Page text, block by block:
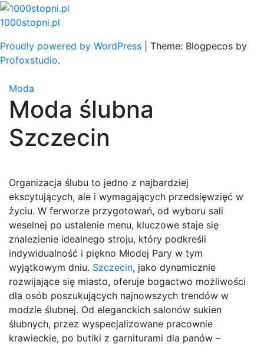
Skip
to
1000stopni.pl
Proudly powered by WordPress
Theme: Blogpecos by
Profoxstudio.
Moda
Moda ślubna
Szczecin
Organizacja ślubu to jedno z najbardziej
ekscytujących, ale i wymagających przedsięwzięć w
życiu. W ferworze przygotowań, od wyboru sali
weselnej po ustalenie menu, kluczowe staje się
znalezienie idealnego stroju, który podkreśli
indywidualność i piękno Młodej Pary w tym
wyjątkowym dniu. Szczecin, jako dynamicznie
rozwijające się miasto, oferuje bogactwo możliwości
dla osób poszukujących najnowszych trendów w
modzie ślubnej. Od eleganckich salonów sukien
ślubnych, przez wyspecjalizowane pracownie
krawieckie, po butiki z garniturami dla panów –